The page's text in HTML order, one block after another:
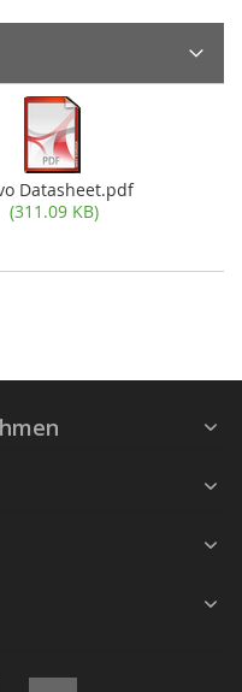
Datasheet.pdf
(311.09 KB)